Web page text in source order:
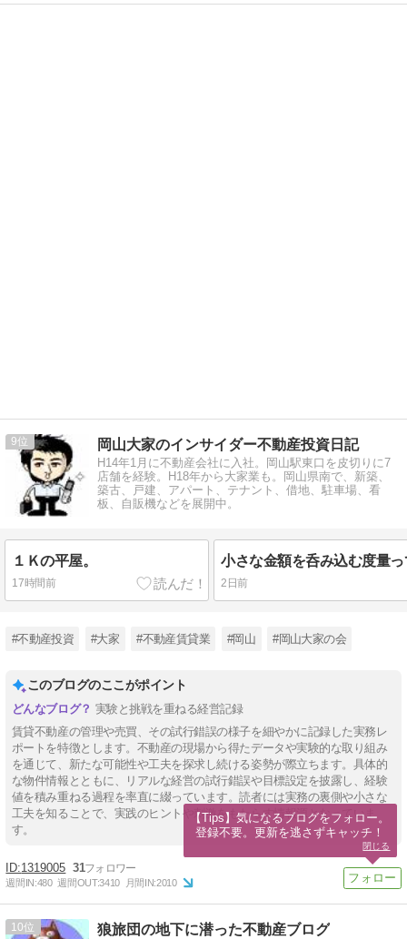
9 岡山大家のインサイダー不動産投資日記
H14年1月に不動産会社に入社。岡山駅東口を皮切りに7
店舗を経験。H18年から大家業も。岡山県南で、新築、
築古、戸建、アパート、テナント、借地、駐車場、看
板、自販機などを展開中。
１Ｋの平屋。
17時間前 2日前
#不動産投資 #大家 #不動産賃貸業 #岡山 #岡山大家の会
このブログのここがポイント
実験と挑戦を重ねる経営記録
賃貸不動産の管理や売買、その試行錯誤の様子を細やかに記録した実務レ
ポートを特徴とします。不動産の現場から得たデータや実験的な取り組み
を通じて、新たな可能性や工夫を探求し続ける姿勢が際立ちます。具体的
な物件情報とともに、リアルな経営の試行錯誤や目標設定を披露し、経験
値を積み重ねる過程を率直に綴っています。読者には実務の裏側や小さな
工夫を知ることで、実践のヒントや刺激をもたらす情報源となっていま
す。
1319005 31
週間IN:480 週間OUT:3410 月間IN:2010
10 狼旅団の地下に潜った不動産ブログ
【Tips】気になるブログをフォロー。
登録不要。更新を逃さずキャッチ！
閉じる